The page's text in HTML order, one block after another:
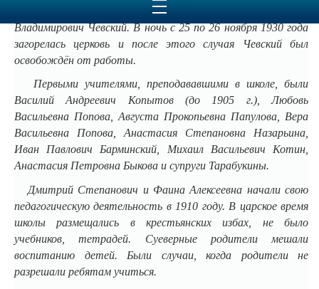
1900 по 1930 год в Нижней Тойме священником был Павел
Владимирович Чевский. В ночь с 25 по 26 ноября 1930 года
загорелась церковь и после этого случая Чевский был
освобождён от работы.
Первыми учителями, преподававшими в школе, были
Василий Андреевич Копытов (до 1905 г.), Любовь
Васильевна Попова, Августа Прокопьевна Папулова, Вера
Васильевна Попова, Анастасия Степановна Назарьина,
Иван Павлович Барминский, Михаил Васильевич Котин,
Анастасия Петровна Быкова и супруги Тарабукины.
Дмитрий Степанович и Фаина Алексеевна начали свою
педагогическую деятельность в 1910 году. В царское время
школы размещались в крестьянских избах, не было
учебников, тетрадей. Суеверные родители мешали
воспитанию детей. Были случаи, когда родители не
разрешали ребятам учиться.